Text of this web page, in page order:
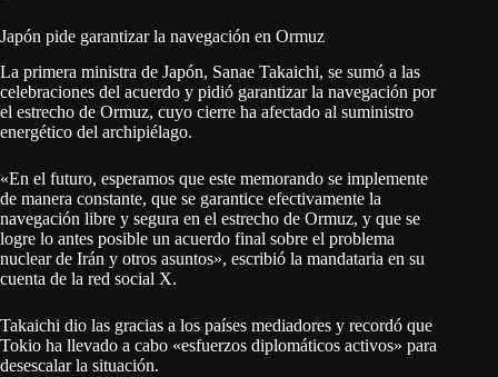
Japón pide garantizar la navegación en Ormuz
La primera ministra de Japón, Sanae Takaichi, se sumó a las
celebraciones del acuerdo y pidió garantizar la navegación por
el estrecho de Ormuz, cuyo cierre ha afectado al suministro
energético del archipiélago.
«En el futuro, esperamos que este memorando se implemente
de manera constante, que se garantice efectivamente la
navegación libre y segura en el estrecho de Ormuz, y que se
logre lo antes posible un acuerdo final sobre el problema
nuclear de Irán y otros asuntos», escribió la mandataria en su
cuenta de la red social X.
Takaichi dio las gracias a los países mediadores y recordó que
Tokio ha llevado a cabo «esfuerzos diplomáticos activos» para
desescalar la situación.